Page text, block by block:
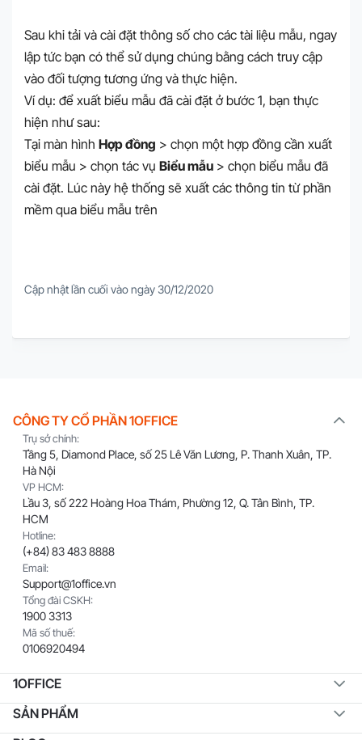
Sau khi tải và cài đặt thông số cho các tài liệu mẫu, ngay
lập tức bạn có thể sử dụng chúng bằng cách truy cập
vào đối tượng tương ứng và thực hiện.
Ví dụ: để xuất biểu mẫu đã cài đặt ở bước 1, bạn thực
hiện như sau:
Tại màn hình Hợp đồng > chọn một hợp đồng cần xuất
biểu mẫu > chọn tác vụ Biểu mẫu > chọn biểu mẫu đã
cài đặt. Lúc này hệ thống sẽ xuất các thông tin từ phần
mềm qua biểu mẫu trên
Cập nhật lần cuối vào ngày 30/12/2020
CÔNG TY CỔ PHẦN 1OFFICE
Trụ sở chính:
Tầng 5, Diamond Place, số 25 Lê Văn Lương, P. Thanh Xuân, TP.
Hà Nội
VP HCM:
Lầu 3, số 222 Hoàng Hoa Thám, Phường 12, Q. Tân Bình, TP.
HCM
Hotline:
(+84) 83 483 8888
Email:
Support@1office.vn
Tổng đài CSKH:
1900 3313
Mã số thuế:
0106920494
1OFFICE
SẢN PHẨM